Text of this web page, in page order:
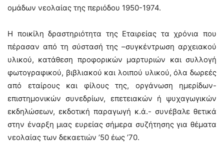
ομάδων νεολαίας της περιόδου 1950-1974.
Η ποικίλη δραστηριότητα της Εταιρείας τα χρόνια που
πέρασαν από τη σύστασή της –συγκέντρωση αρχειακού
υλικού, κατάθεση προφορικών μαρτυριών και συλλογή
φωτογραφικού, βιβλιακού και λοιπού υλικού, όλα δωρεές
από εταίρους και φίλους της, οργάνωση ημερίδων-
επιστημονικών συνεδρίων, επετειακών ή ψυχαγωγικών
εκδηλώσεων, εκδοτική παραγωγή κ.ά.- συνέβαλε θετικά
στην έναρξη μιας ευρείας σήμερα συζήτησης για θέματα
νεολαίας των δεκαετιών ’50 έως ’70.